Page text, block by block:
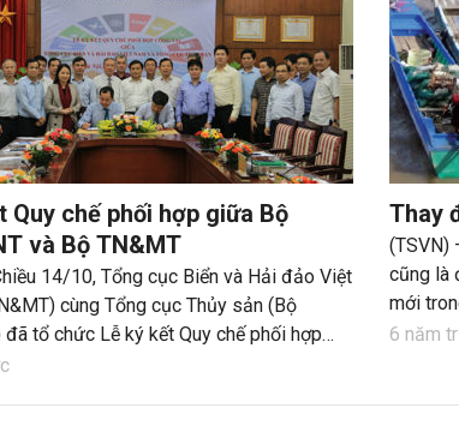
Quy chế phối hợp giữa Bộ
và Bộ TN&MT
14/10, Tổng cục Biển và Hải đảo Việt
cùng Tổng cục Thủy sản (Bộ
đã tổ chức Lễ ký kết Quy chế phối hợp
triển khai Chương trình số 02/CTPH-
(TSVN)
cũng là
mới
có
6 năm